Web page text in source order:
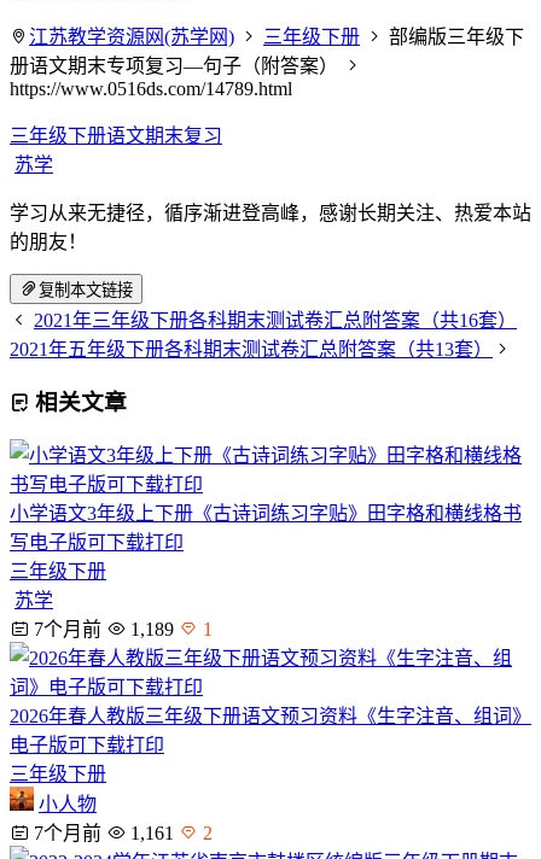
江苏教学资源网(苏学网) 三年级下册
部编版三年级下
册语文期末专项复习—句子（附答案）
https://www.0516ds.com/14789.html
三年级下册语文期末复习
苏学
学习从来无捷径，循序渐进登高峰，感谢长期关注、热爱本站
的朋友！
复制本文链接
2021年三年级下册各科期末测试卷汇总附答案（共16套）
2021年五年级下册各科期末测试卷汇总附答案（共13套）
相关文章
小学语文3年级上下册《古诗词练习字贴》田字格和横线格书
写电子版可下载打印
三年级下册
苏学
7个月前
1,189 1
2026年春人教版三年级下册语文预习资料《生字注音、组词》
电子版可下载打印
三年级下册
小人物
7个月前
1,161 2